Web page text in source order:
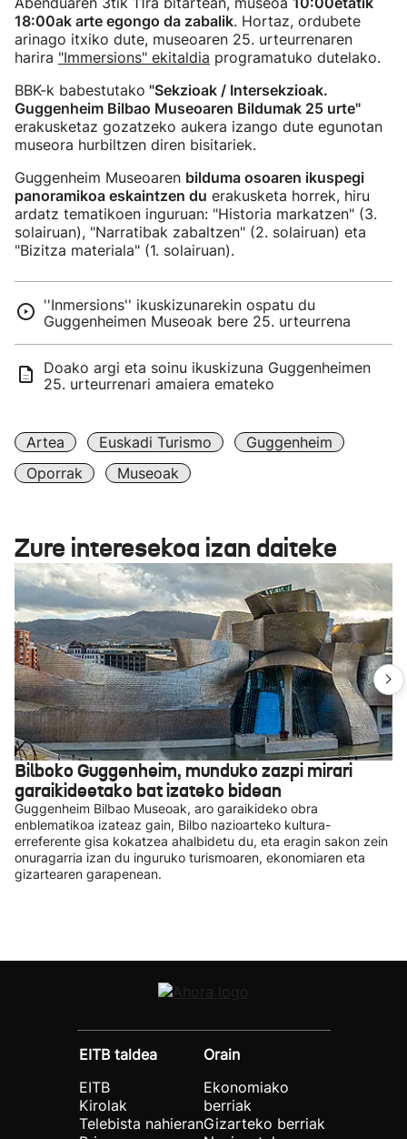
18:00ak arte egongo da zabalik. Hortaz, ordubete
arinago itxiko dute, museoaren 25. urteurrenaren
harira "Immersions" ekitaldia programatuko dutelako.
BBK-k babestutako "Sekzioak / Intersekzioak.
Guggenheim Bilbao Museoaren Bildumak 25 urte"
erakusketaz gozatzeko aukera izango dute egunotan
museora hurbiltzen diren bisitariek.
Guggenheim Museoaren bilduma osoaren ikuspegi
panoramikoa eskaintzen du erakusketa horrek, hiru
ardatz tematikoen inguruan: "Historia markatzen" (3.
solairuan), "Narratibak zabaltzen" (2. solairuan) eta
"Bizitza materiala" (1. solairuan).
''Inmersions'' ikuskizunarekin ospatu du
Guggenheimen Museoak bere 25. urteurrena
Doako argi eta soinu ikuskizuna Guggenheimen
25. urteurrenari amaiera emateko
Artea Euskadi Turismo
Guggenheim
Oporrak
Museoak
Zure interesekoa izan daiteke
Bilboko Guggenheim, munduko zazpi mirari
garaikideetako bat izateko bidean
Guggenheim Bilbao Museoak, aro garaikideko obra
enblematikoa izateaz gain, Bilbo nazioarteko kultura-
erreferente gisa kokatzea ahalbidetu du, eta eragin sakon zein
onuragarria izan du inguruko turismoaren, ekonomiaren eta
gizartearen garapenean.
EITB taldea
EITB
Kirolak
Telebista nahieran
Orain
Ekonomiako
berriak
Gizarteko berriak